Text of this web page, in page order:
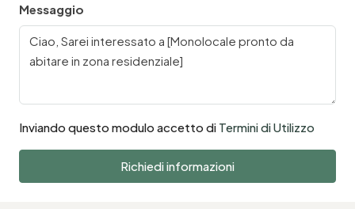
Messaggio
Inviando questo modulo accetto di Termini di Utilizzo
Richiedi informazioni